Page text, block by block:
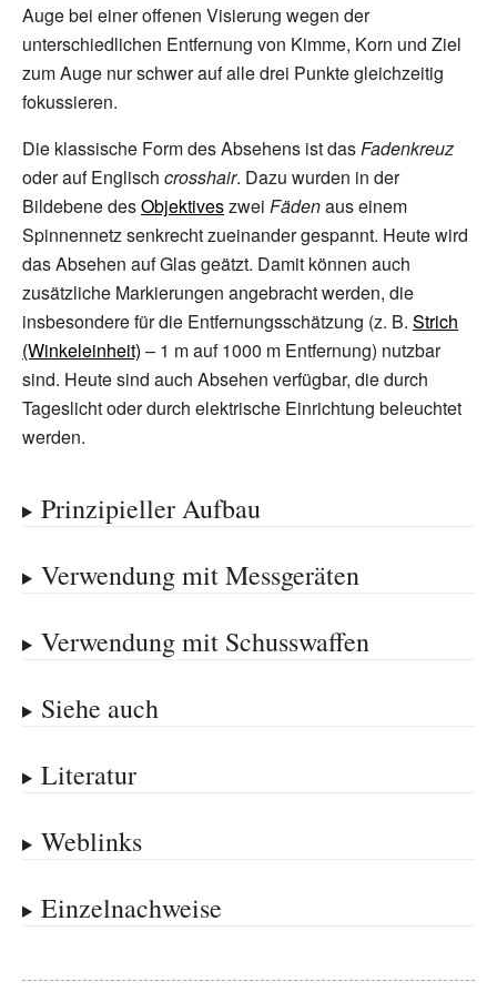
Auge bei einer offenen Visierung wegen der
unterschiedlichen Entfernung von Kimme, Korn und Ziel
zum Auge nur schwer auf alle drei Punkte gleichzeitig
fokussieren.
Die klassische Form des Absehens ist dasFadenkreuz
oder auf Englisch crosshair. Dazu wurden in der
Bildebene desObjektiveszwei Fädenaus einem
Spinnennetz senkrecht zueinander gespannt. Heute wird
das Absehen auf Glas geätzt. Damit können auch
zusätzliche Markierungen angebracht werden, die
insbesondere für die Entfernungsschätzung (z. B. Strich
(Winkeleinheit) – 1 m auf 1000 m Entfernung) nutzbar
sind. Heute sind auch Absehen verfügbar, die durch
Tageslicht oder durch elektrische Einrichtung beleuchtet
werden.
Prinzipieller Aufbau
Verwendung mit Messgeräten
Verwendung mit Schusswaffen
Siehe auch
Literatur
Weblinks
Einzelnachweise